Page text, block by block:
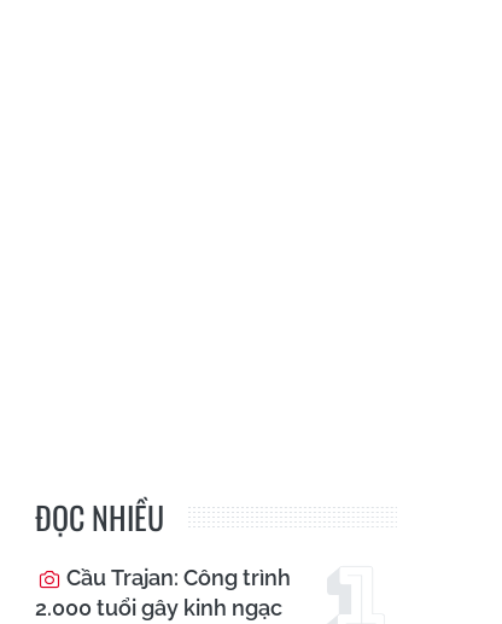
ĐỌC NHIỀU
Cầu Trajan: Công trình
2.000 tuổi gây kinh ngạc